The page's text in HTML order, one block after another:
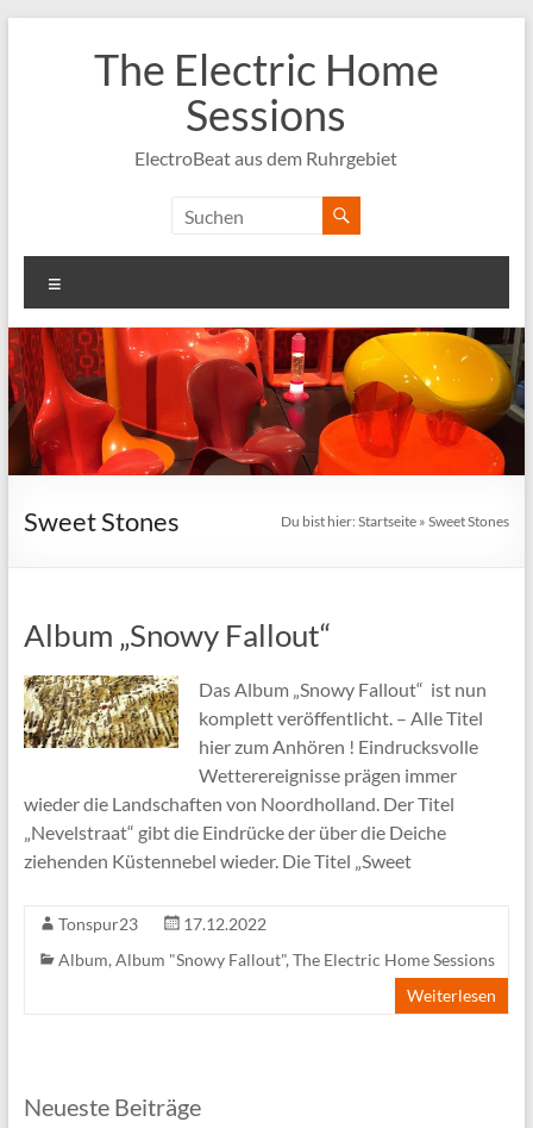
The Electric Home
Sessions
ElectroBeat aus dem Ruhrgebiet
Sweet Stones Du bist hier:Startseite »Sweet Stones
Album „Snowy Fallout“
Das Album „Snowy Fallout“ ist nun
komplett veröffentlicht. – Alle Titel
hier zum Anhören ! Eindrucksvolle
Wetterereignisse prägen immer
wieder die Landschaften von Noordholland. Der Titel
„Nevelstraat“ gibt die Eindrücke der über die Deiche
ziehenden Küstennebel wieder. Die Titel „Sweet
Tonspur23
17.12.2022
Album, Album "Snowy Fallout", The Electric Home Sessions
Weiterlesen
Neueste Beiträge